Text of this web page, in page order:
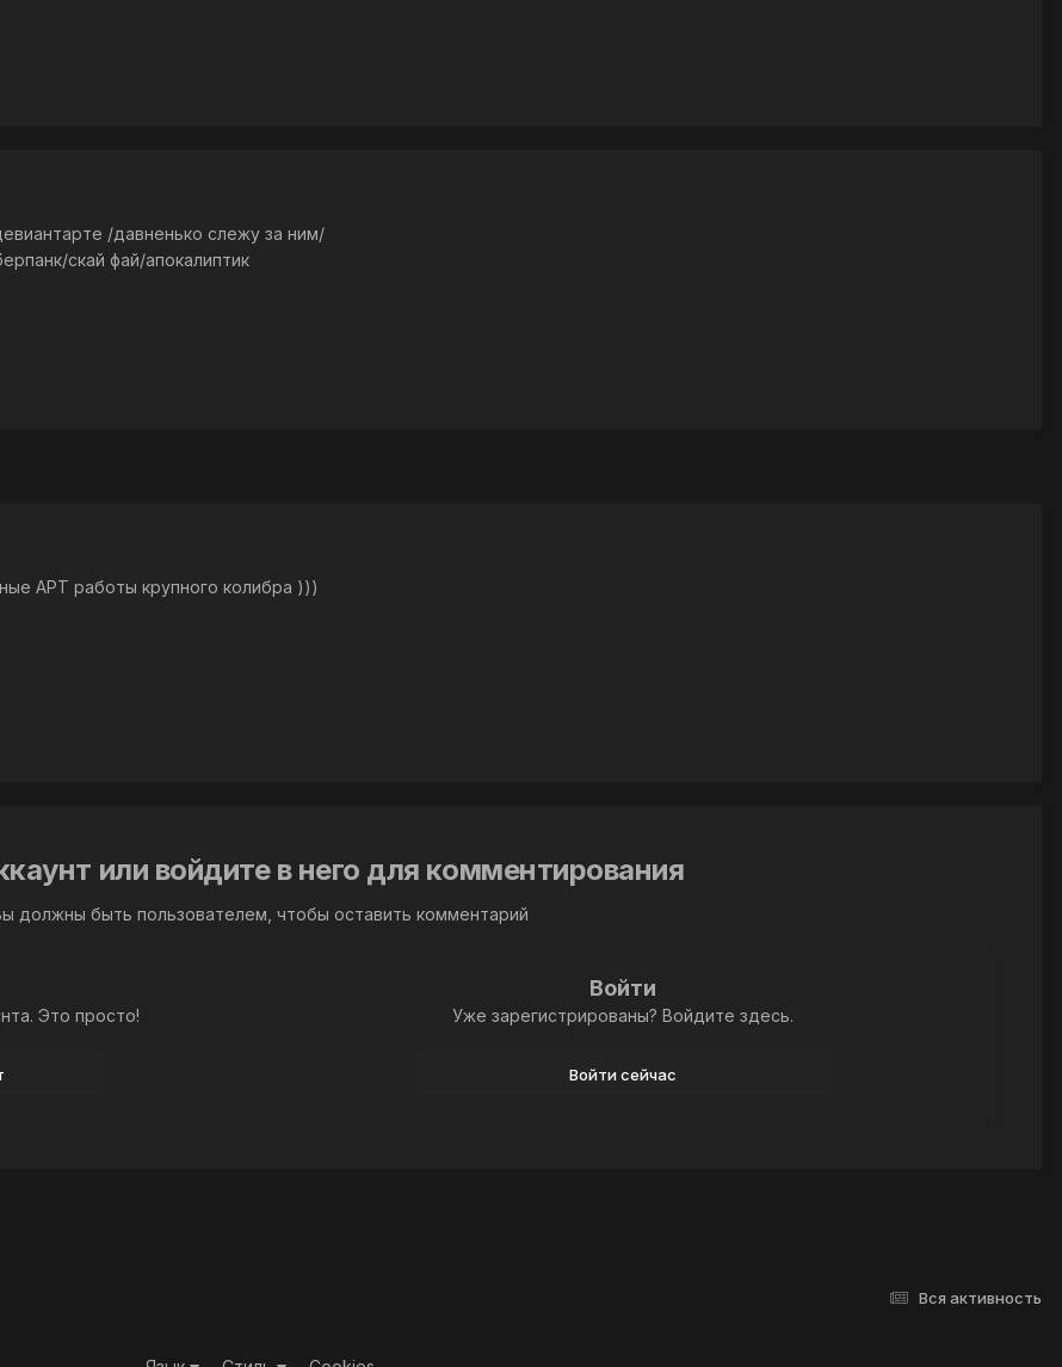
/давненько слежу за ним/
скай фай/апокалиптик
АРТ работы крупного колибра )))
или войдите в него для комментирования
должны быть пользователем, чтобы оставить комментарий
Это просто!
Войти
Уже зарегистрированы? Войдите здесь.
Войти сейчас
Вся активность